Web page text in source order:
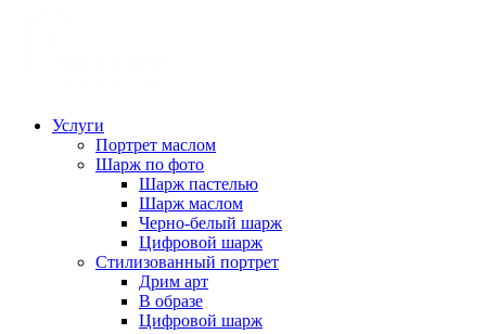
Услуги
Портрет маслом
Шарж по фото
Шарж пастелью
Шарж маслом
Черно-белый шарж
Цифровой шарж
Стилизованный портрет
Дрим арт
В образе
Цифровой шарж